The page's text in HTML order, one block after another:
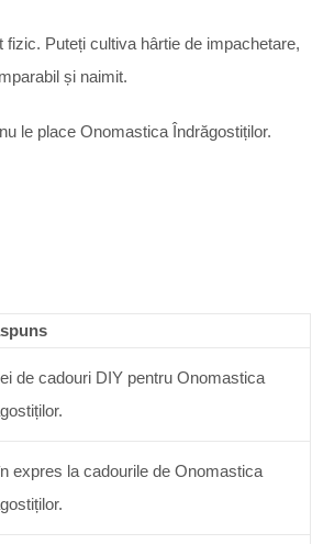
Puteți cultiva hârtie de impachetare,
și naimit.
le place Onomastica Îndrăgostiților.
de cadouri DIY pentru Onomastica
expres la cadourile de Onomastica